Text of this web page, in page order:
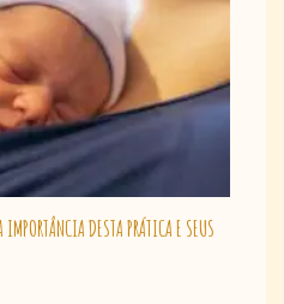
IMPORTÂNCIA DESTA PRÁTICA E SEUS